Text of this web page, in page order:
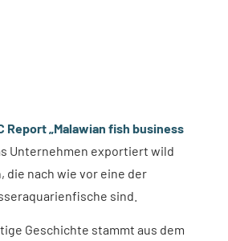
Report „Malawian fish business
Unternehmen exportiert wild
die nach wie vor eine der
sind.
Geschichte stammt aus dem